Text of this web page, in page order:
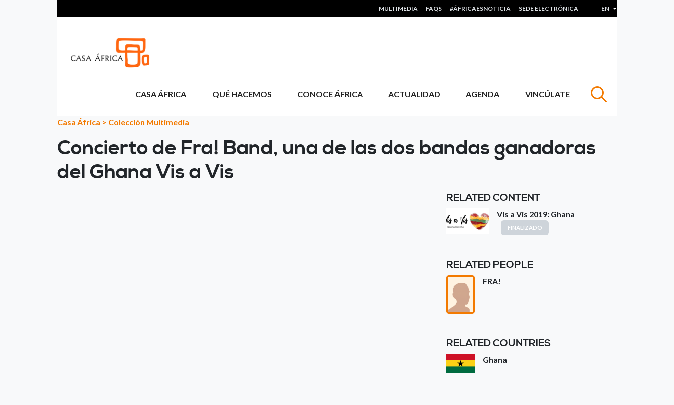
HEADER MENU
MULTIMEDIA FAQS #ÁFRICAESNOTICIA SEDE ELECTRÓNICA EN List additional actions
CASA ÁFRICA QUÉ HACEMOS CONOCE ÁFRICA ACTUALIDAD AGENDA VINCÚLATE
Casa África > Colección Multimedia
Concierto de Fra! Band, una de las dos bandas ganadoras
del Ghana Vis a Vis
RELATED CONTENT
Vis a Vis 2019: Ghana
FINALIZADO
RELATED PEOPLE
FRA!
RELATED COUNTRIES
Ghana